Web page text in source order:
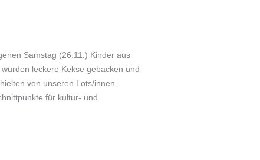
Samstag (26.11.) Kinder aus
leckere Kekse gebacken und
von unseren Lots/innen
für kultur- und